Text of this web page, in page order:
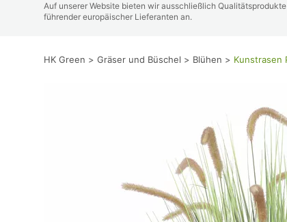
HK Green Gräser und Büschel Blühen Kunstrasen
Auf unserer Website bieten wir ausschließlich Qualitätsprodukte
führender europäischer Lieferanten an.